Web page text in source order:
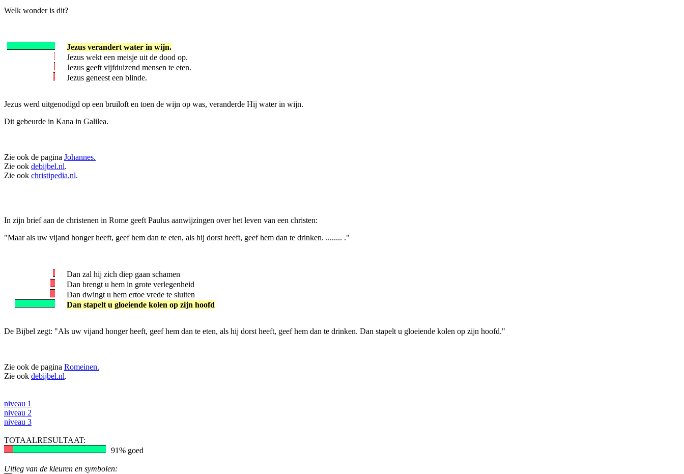
Welk wonder is dit?
Jezus verandert water in wijn.
Jezus wekt een meisje uit de dood op.
Jezus geeft vijfduizend mensen te eten.
Jezus geneest een blinde.
Jezus werd uitgenodigd op een bruiloft en toen de wijn op was, veranderde Hij water in wijn.
Dit gebeurde in Kana in Galilea.
Zie ook de pagina Johannes.
Zie ook debijbel.nl.
Zie ook christipedia.nl.
In zijn brief aan de christenen in Rome geeft Paulus aanwijzingen over het leven van een christen:
"Maar als uw vijand honger heeft, geef hem dan te eten, als hij dorst heeft, geef hem dan te drinken. ........ ."
Dan zal hij zich diep gaan schamen
Dan brengt u hem in grote verlegenheid
Dan dwingt u hem ertoe vrede te sluiten
Dan stapelt u gloeiende kolen op zijn hoofd
De Bijbel zegt: "Als uw vijand honger heeft, geef hem dan te eten, als hij dorst heeft, geef hem dan te drinken. Dan stapelt u gloeiende kolen op zijn hoofd."
Zie ook de pagina Romeinen.
Zie ook debijbel.nl.
niveau 1
niveau 2
niveau 3
TOTAALRESULTAAT:
91% goed
Uitleg van de kleuren en symbolen: